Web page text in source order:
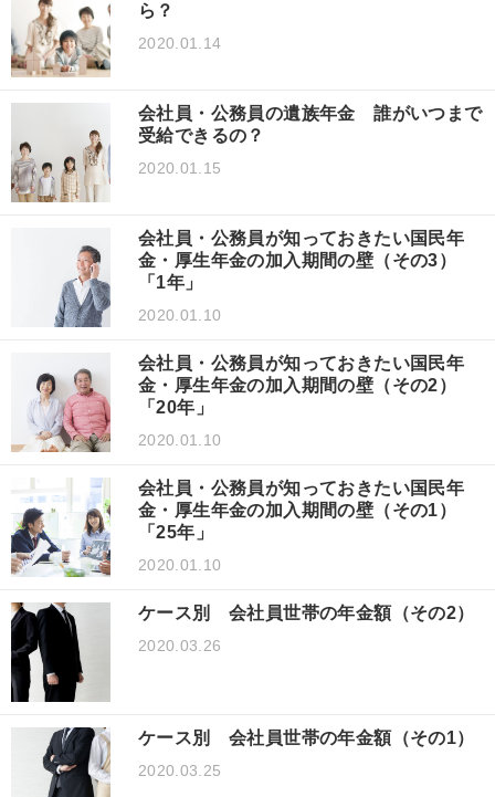
ら？
2020.01.14
会社員・公務員の遺族年金 誰がいつまで
受給できるの？
2020.01.15
会社員・公務員が知っておきたい国民年
金・厚生年金の加入期間の壁（その3）
「1年」
2020.01.10
会社員・公務員が知っておきたい国民年
金・厚生年金の加入期間の壁（その2）
「20年」
2020.01.10
会社員・公務員が知っておきたい国民年
金・厚生年金の加入期間の壁（その1）
「25年」
2020.01.10
ケース別 会社員世帯の年金額（その2）
2020.03.26
ケース別 会社員世帯の年金額（その1）
2020.03.25